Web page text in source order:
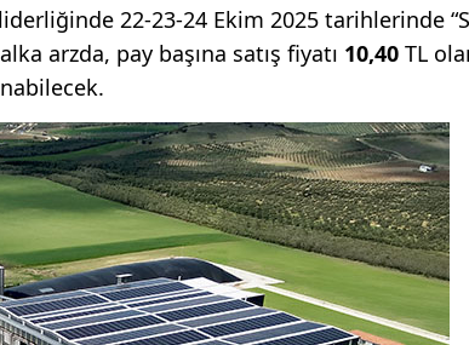
22-23-24 Ekim 2025 tarihlerinde
arzda, pay başına satış fiyatı 10,40 TL